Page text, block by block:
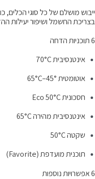
מושלם של כל סוגי הכלים,
החשמל ושיפור יעילות
אינטנסיבית 70°C
אוטומטית 45°–65°C
חסכונית Eco 50°C
אינטנסיבית מהירה 65°C
שקטה 50°C
תוכנית מועדפת (Favorite)